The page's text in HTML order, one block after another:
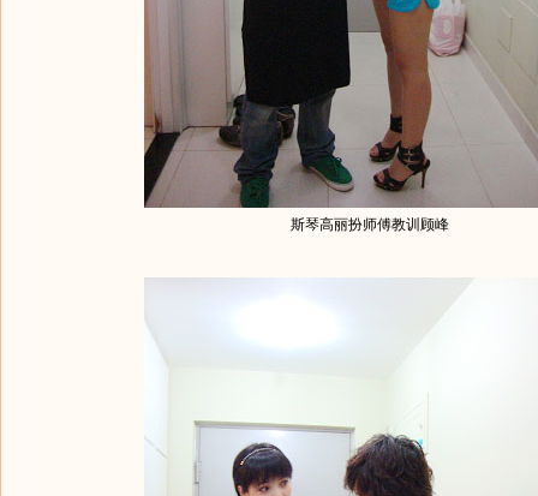
斯琴高丽扮师傅教训顾峰